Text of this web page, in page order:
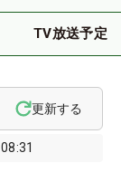
TV放送予定
08:31
更新する